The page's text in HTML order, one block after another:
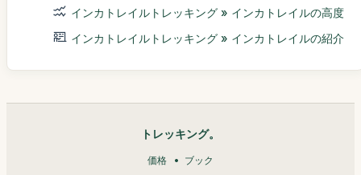
インカトレイルトレッキング » インカトレイルの高度
インカトレイルトレッキング » インカトレイルの紹介
トレッキング。
価格 ブック